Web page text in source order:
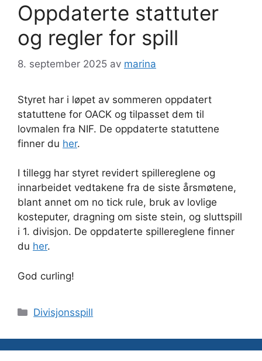
Oppdaterte stattuter
og regler for spill
8. september 2025 av marina
Styret har i løpet av sommeren oppdatert
statuttene for OACK og tilpasset dem til
lovmalen fra NIF. De oppdaterte statuttene
finner du her.
I tillegg har styret revidert spillereglene og
innarbeidet vedtakene fra de siste årsmøtene,
blant annet om no tick rule, bruk av lovlige
kosteputer, dragning om siste stein, og sluttspill
i 1. divisjon. De oppdaterte spillereglene finner
du her.
God curling!
Kategorier
Divisjonsspill